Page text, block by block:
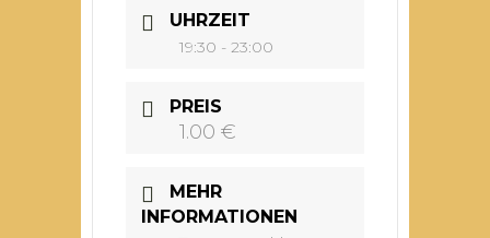
UHRZEIT
19:30 - 23:00
PREIS
1.00 €
MEHR
INFORMATIONEN